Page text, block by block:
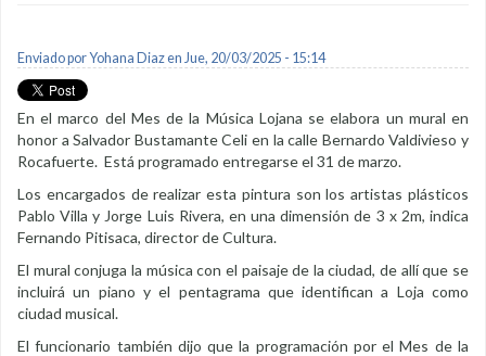
Enviado porYohana Diazen Jue, 20/03/2025 - 15:14
En el marco del Mes de la Música Lojana se elabora un mural en
honor a Salvador Bustamante Celi en la calle Bernardo Valdivieso y
Rocafuerte. Está programado entregarse el 31 de marzo.
Los encargados de realizar esta pintura son los artistas plásticos
Pablo Villa y Jorge Luis Rivera, en una dimensión de 3 x 2m, indica
Fernando Pitisaca, director de Cultura.
El mural conjuga la música con el paisaje de la ciudad, de allí que se
incluirá un piano y el pentagrama que identifican a Loja como
ciudad musical.
El funcionario también dijo que la programación por el Mes de la